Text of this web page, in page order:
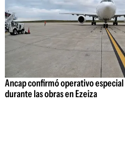
Ancap confirmó operativo
durante las obras en Ezeiza